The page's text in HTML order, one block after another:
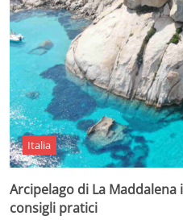
Italia
Arcipelago di La
consigli pratici